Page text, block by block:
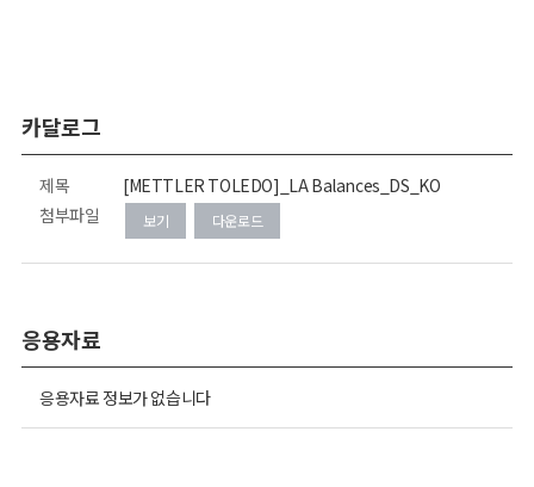
카달로그
제목
[METTLER TOLEDO]_LA Balances_DS_KO
첨부파일
보기 다운로드
응용자료
응용자료 정보가 없습니다